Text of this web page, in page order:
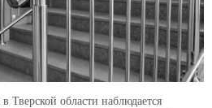
Тверской области наблюдается